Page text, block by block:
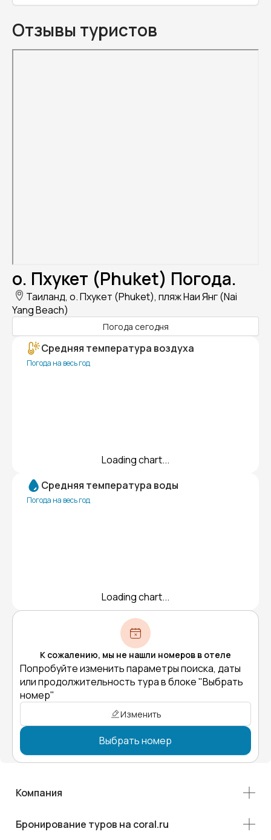
Отзывы туристов
о. Пхукет (Phuket) Погода.
Таиланд, о. Пхукет (Phuket), пляж Наи Янг (Nai
Yang Beach)
Погода сегодня
Средняя температура воздуха
Погода на весь год
Loading chart...
Средняя температура воды
Погода на весь год
Loading chart...
К сожалению, мы не нашли номеров в отеле
Попробуйте изменить параметры поиска, даты
или продолжительность тура в блоке "Выбрать
номер"
Изменить
Выбрать номер
Компания
Бронирование туров на coral.ru